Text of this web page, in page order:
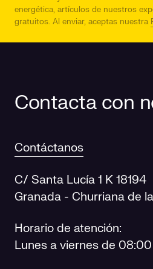
energética, artículos de nuestros
gratuitos. Al enviar, aceptas nuestra
Contacta con
Contáctanos
C/ Santa Lucía 1 K 18194
Granada - Churriana de
Horario de atención:
Lunes a viernes de